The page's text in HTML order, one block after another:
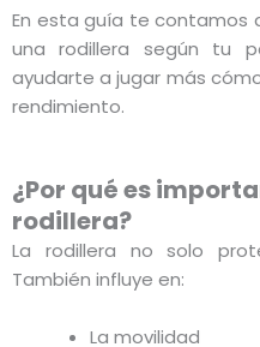
En esta guía te contamos
una rodillera según tu
ayudarte a jugar más
rendimiento.
¿Por qué es
rodillera?
La rodillera no solo
También influye en:
La movilidad